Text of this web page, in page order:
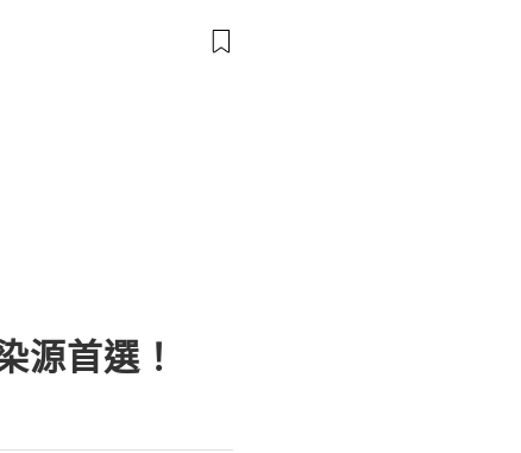
效果嗎？結合它的產品定
作用邏輯瑞士5點提升針是
源首選！